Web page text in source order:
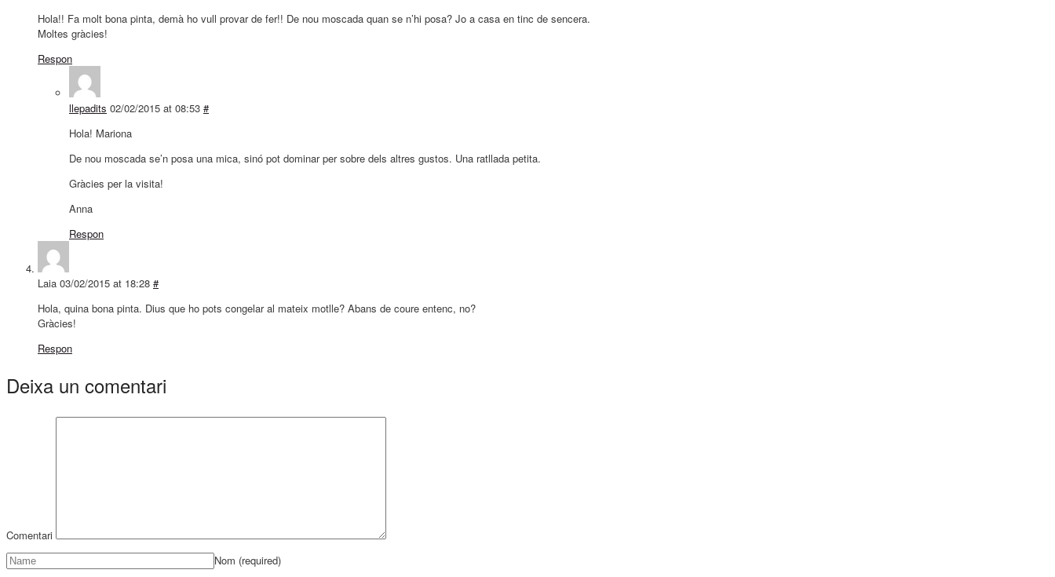
Hola!! Fa molt bona pinta, demà ho vull provar de fer!! De nou moscada quan se n’hi posa? Jo a casa en tinc de sencera.
Moltes gràcies!
Respon
llepadits 02/02/2015 at 08:53 #
Hola! Mariona
De nou moscada se’n posa una mica, sinó pot dominar per sobre dels altres gustos. Una ratllada petita.
Gràcies per la visita!
Anna
Respon
Laia 03/02/2015 at 18:28 #
Hola, quina bona pinta. Dius que ho pots congelar al mateix motlle? Abans de coure entenc, no?
Gràcies!
Respon
Deixa un comentari
Comentari
Nom (required)